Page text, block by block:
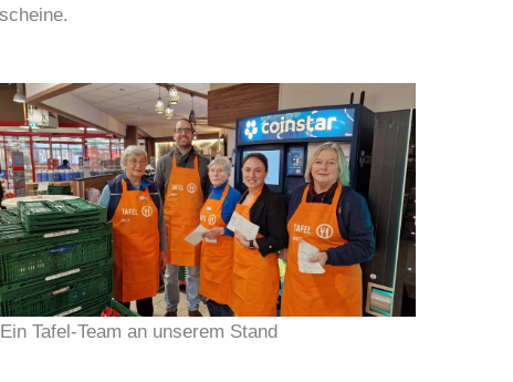
Ein Tafel-Team an unserem Stand